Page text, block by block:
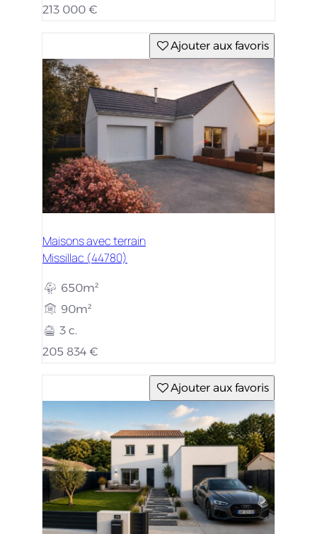
213 000 €
Ajouter aux favoris
Maisons avec terrain
Missillac (44780)
650m²
90m²
3 c.
205 834 €
Ajouter aux favoris